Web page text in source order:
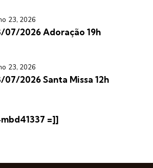
23, 2026
07/2026 Adoração 19h
23, 2026
07/2026 Santa Missa 12h
=]]